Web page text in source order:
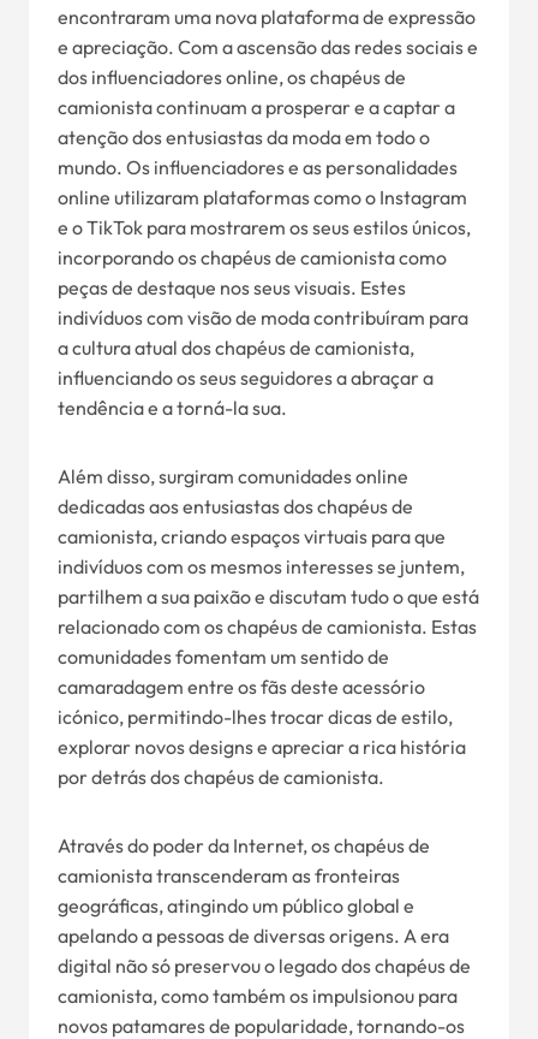
encontraram uma nova plataforma de expressão
e apreciação. Com a ascensão das redes sociais e
dos influenciadores online, os chapéus de
camionista continuam a prosperar e a captar a
atenção dos entusiastas da moda em todo o
mundo. Os influenciadores e as personalidades
online utilizaram plataformas como o Instagram
e o TikTok para mostrarem os seus estilos únicos,
incorporando os chapéus de camionista como
peças de destaque nos seus visuais. Estes
indivíduos com visão de moda contribuíram para
a cultura atual dos chapéus de camionista,
influenciando os seus seguidores a abraçar a
tendência e a torná-la sua.
Além disso, surgiram comunidades online
dedicadas aos entusiastas dos chapéus de
camionista, criando espaços virtuais para que
indivíduos com os mesmos interesses se juntem,
partilhem a sua paixão e discutam tudo o que está
relacionado com os chapéus de camionista. Estas
comunidades fomentam um sentido de
camaradagem entre os fãs deste acessório
icónico, permitindo-lhes trocar dicas de estilo,
explorar novos designs e apreciar a rica história
por detrás dos chapéus de camionista.
Através do poder da Internet, os chapéus de
camionista transcenderam as fronteiras
geográficas, atingindo um público global e
apelando a pessoas de diversas origens. A era
digital não só preservou o legado dos chapéus de
camionista, como também os impulsionou para
novos patamares de popularidade, tornando-os